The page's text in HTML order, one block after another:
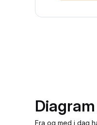
Fra og med i dag